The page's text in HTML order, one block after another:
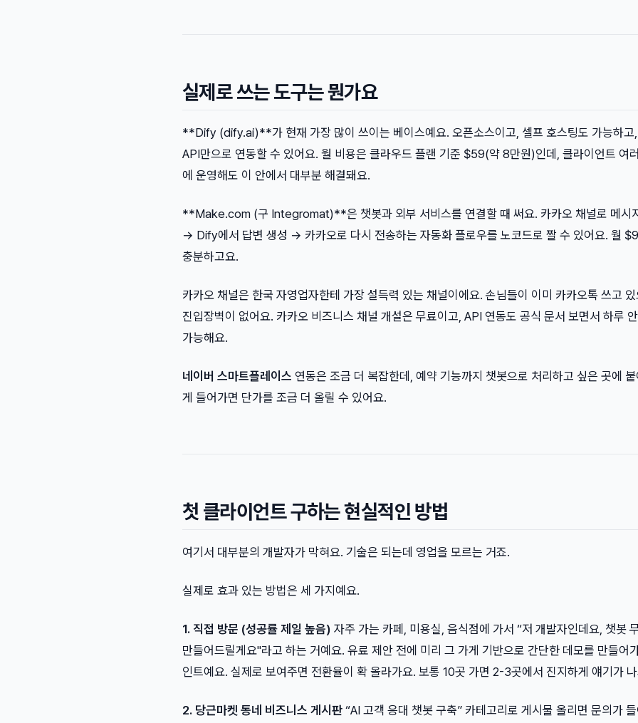
실제로 쓰는 도구는 뭔가요
**Dify (dify.ai)**가 현재 가장 많이 쓰이는 베이스예요. 오픈소스이고, 셀프 호스팅도 가능하고,
API만으로 연동할 수 있어요. 월 비용은 클라우드 플랜 기준 $59(약 8만원)인데, 클라이언트 여
에 운영해도 이 안에서 대부분 해결돼요.
**Make.com (구 Integromat)**은 챗봇과 외부 서비스를 연결할 때 써요. 카카오 채널로 메시
→ Dify에서 답변 생성 → 카카오로 다시 전송하는 자동화 플로우를 노코드로 짤 수 있어요. 월
충분하고요.
카카오 채널은 한국 자영업자한테 가장 설득력 있는 채널이에요. 손님들이 이미 카카오톡 쓰고
진입장벽이 없어요. 카카오 비즈니스 채널 개설은 무료이고, API 연동도 공식 문서 보면서 하루
가능해요.
네이버 스마트플레이스 연동은 조금 더 복잡한데, 예약 기능까지 챗봇으로 처리하고 싶은 곳에 붙
게 들어가면 단가를 조금 더 올릴 수 있어요.
첫 클라이언트 구하는 현실적인 방법
여기서 대부분의 개발자가 막혀요. 기술은 되는데 영업을 모르는 거죠.
실제로 효과 있는 방법은 세 가지예요.
1. 직접 방문 (성공률 제일 높음) 자주 가는 카페, 미용실, 음식점에 가서 “저 개발자인데요, 챗봇
만들어드릴게요"라고 하는 거예요. 유료 제안 전에 미리 그 가게 기반으로 간단한 데모를 만들어
인트예요. 실제로 보여주면 전환율이 확 올라가요. 보통 10곳 가면 2-3곳에서 진지하게 얘기가
2. 당근마켓 동네 비즈니스 게시판 “AI 고객 응대 챗봇 구축” 카테고리로 게시물 올리면 문의가